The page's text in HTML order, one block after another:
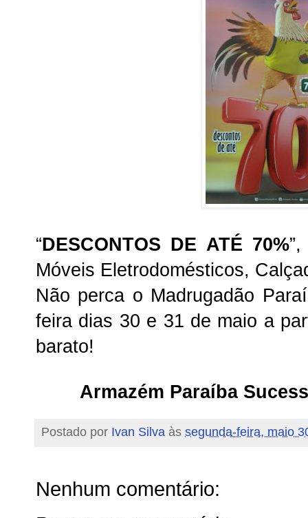
“DESCONTOS DE ATÉ 70%
Móveis Eletrodomésticos,
Não perca o Madrugadão
feira dias 30 e 31 de maio a
barato!
Armazém Paraíba
Postado por Ivan Silva às segunda-feira, maio
Nenhum comentário: